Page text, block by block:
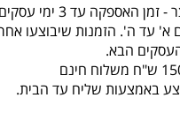
עד 3 ימי עסקים באזור גוש דן.
עד ה'. הזמנות שיבוצעו אחרי
העסקים הבא.
באמצעות שליח עד הבית.